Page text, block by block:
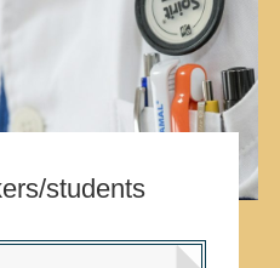
students